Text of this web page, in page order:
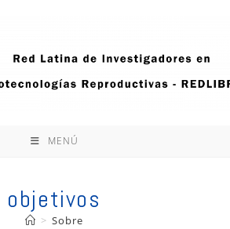
MENÚ
objetivos
> Sobre